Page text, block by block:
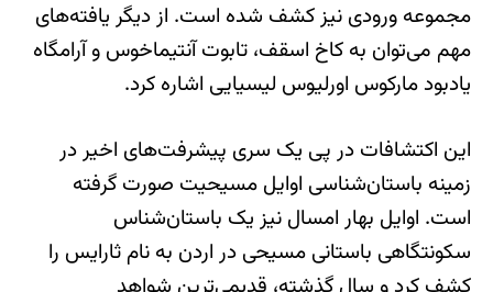
مجموعه ورودی نیز کشف شده است. از دیگر یافته‌های
مهم می‌توان به کاخ اسقف، تابوت آنتیماخوس و آرامگاه
یادبود مارکوس اورلیوس لیسیایی اشاره کرد.
این اکتشافات در پی یک سری پیشرفت‌های اخیر در
زمینه باستان‌شناسی اوایل مسیحیت صورت گرفته
است. اوایل بهار امسال نیز یک باستان‌شناس
سکونتگاهی باستانی مسیحی در اردن به نام ثارایس را